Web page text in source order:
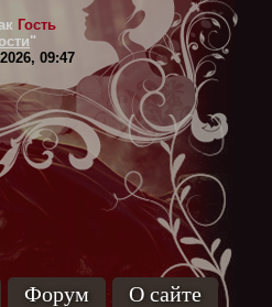
Гость
"
09:47
Форум О сайте